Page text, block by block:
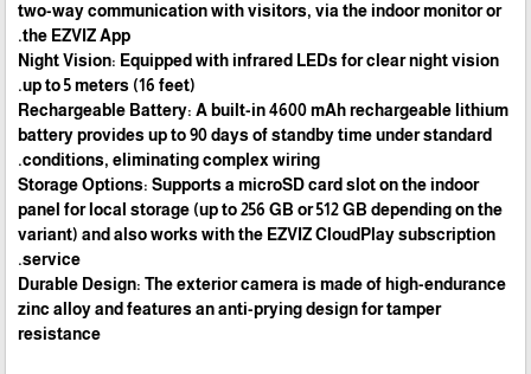
two-way communication with visitors, via the indoor monitor or
the EZVIZ App.
Night Vision: Equipped with infrared LEDs for clear night vision
up to 5 meters (16 feet).
Rechargeable Battery: A built-in 4600 mAh rechargeable lithium
battery provides up to 90 days of standby time under standard
conditions, eliminating complex wiring.
Storage Options: Supports a microSD card slot on the indoor
panel for local storage (up to 256 GB or 512 GB depending on the
variant) and also works with the EZVIZ CloudPlay subscription
service.
Durable Design: The exterior camera is made of high-endurance
zinc alloy and features an anti-prying design for tamper
resistance